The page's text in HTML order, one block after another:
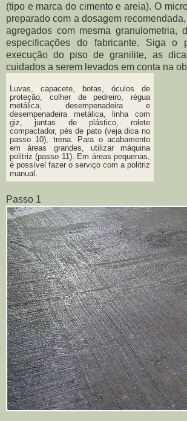
(tipo e marca do cimento e areia). O
preparado com a dosagem
agregados com mesma granulometria,
especificações do fabricante. Siga o
execução do piso de granilite, as
cuidados a serem levados em conta na
Luvas, capacete, botas, óculos de
proteção, colher de pedreiro, régua
metálica, desempenadeira e
desempenadeira metálica, linha com
giz, juntas de plástico, rolete
compactador, pés de pato (veja dica no
passo 10), trena. Para o acabamento
em áreas grandes, utilizar máquina
politriz (passo 11). Em áreas pequenas,
é possível fazer o serviço com a politriz
manual.
Passo 1